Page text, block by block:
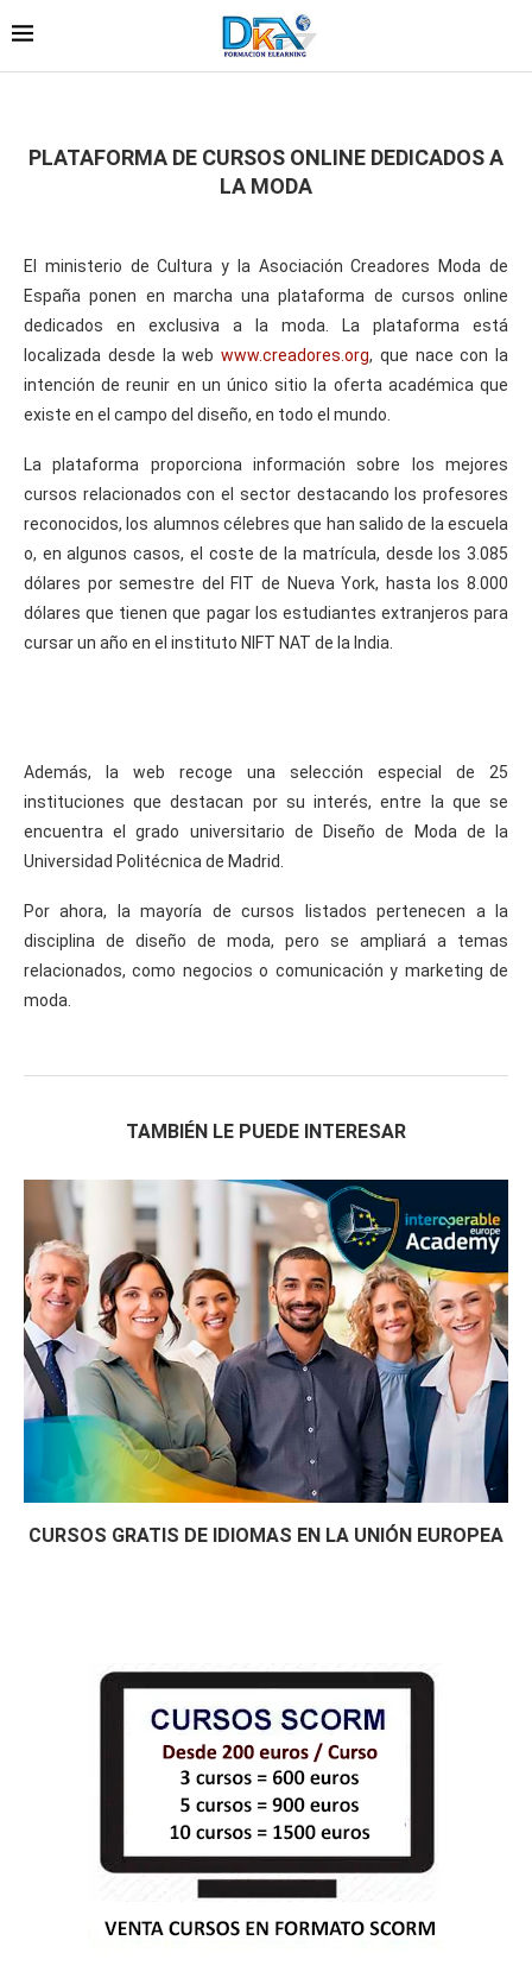
PLATAFORMA DE CURSOS ONLINE DEDICADOS A
LA MODA
El ministerio de Cultura y la Asociación Creadores Moda de
España ponen en marcha una plataforma de cursos online
dedicados en exclusiva a la moda. La plataforma está
localizada desde la web www.creadores.org, que nace con la
intención de reunir en un único sitio la oferta académica que
existe en el campo del diseño, en todo el mundo.
La plataforma proporciona información sobre los mejores
cursos relacionados con el sector destacando los profesores
reconocidos, los alumnos célebres que han salido de la escuela
o, en algunos casos, el coste de la matrícula, desde los 3.085
dólares por semestre del FIT de Nueva York, hasta los 8.000
dólares que tienen que pagar los estudiantes extranjeros para
cursar un año en el instituto NIFT NAT de la India.
Además, la web recoge una selección especial de 25
instituciones que destacan por su interés, entre la que se
encuentra el grado universitario de Diseño de Moda de la
Universidad Politécnica de Madrid.
Por ahora, la mayoría de cursos listados pertenecen a la
disciplina de diseño de moda, pero se ampliará a temas
relacionados, como negocios o comunicación y marketing de
moda.
TAMBIÉN LE PUEDE INTERESAR
CURSOS GRATIS DE IDIOMAS EN LA UNIÓN EUROPEA